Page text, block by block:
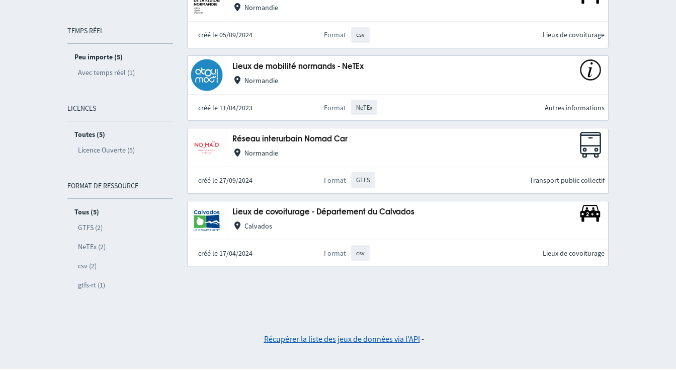
TEMPS RÉEL
Peu importe (5)
Avec temps réel (1)
LICENCES
Toutes (5)
Licence Ouverte (5)
FORMAT DE RESSOURCE
Tous (5)
GTFS (2)
NeTEx (2)
csv (2)
gtfs-rt (1)
Normandie
créé le 05/09/2024 Format csv Lieux de covoiturage
Lieux de mobilité normands - NeTEx
Normandie
créé le 11/04/2023 Format NeTEx Autres informations
Réseau interurbain Nomad Car
Normandie
créé le 27/09/2024 Format GTFS Transport public collectif
Lieux de covoiturage - Département du Calvados
Calvados
créé le 17/04/2024 Format csv Lieux de covoiturage
Récupérer la liste des jeux de données via l'API -